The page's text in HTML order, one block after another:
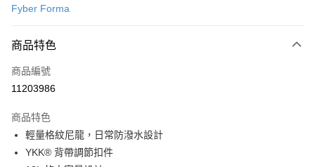
台灣樂天信用卡公司
相關說明
1.本服務由台灣大哥大提供，台灣大哥大用戶可立即使用無須另外申請。
2.付款方式選擇「大哥付你分期」，訂單成立後會自動跳轉到大哥付的交易
3.實際核准額度、可分期數及費用金額請依後續交易確認頁面所載為準。
4.訂單成立30分鐘內，如未前往確認交易或遇審核未通過，訂單將自動取
消。如遇「轉專審核」未通過狀況，表示未達大哥付你分期系統評分，恕無
法說明評估內容。
ATM付款
貨到付款
運送方式
7-11取貨(快速到店)
Fyber Forma
商品特色
商品編號
11203986
商品特色
輕量格紋尼龍，日常防潑水設計
YKK® 背帶調節扣件